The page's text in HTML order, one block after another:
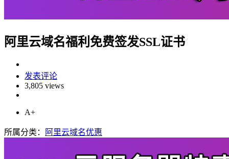
阿里云域名福利免费签发SSL证书
发表评论
3,805 views
A+
所属分类： 阿里云域名优惠